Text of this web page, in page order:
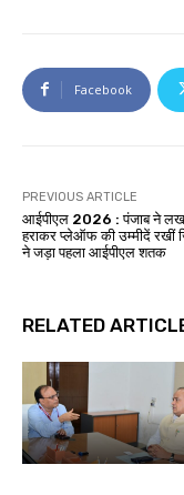
Facebook
PREVIOUS ARTICLE
आईपीएल 2026 : पंजाब ने
हराकर प्लेऑफ की उम्मीदें रखीं
ने जड़ा पहला आईपीएल शतक
RELATED